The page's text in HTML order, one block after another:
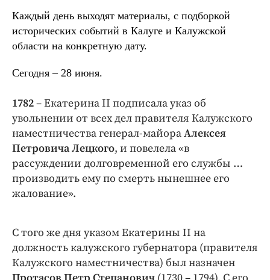
Издания
Медиаперсона
Интересное чтиво
Работодатель года
Каждый день выходят материалы, с подборкой
исторических событий в Калуге и Калужской
области на конкретную дату.
Сегодня – 28 июня.
1782– Екатерина II подписала указ об
увольнении от всех дел правителя Калужского
наместничества генерал-майораАлексея
Петровича Лецкого, и повелела «в
рассуждении долговременной его службы …
производить ему по смерть нынешнее его
жалование».
С того же дня указом Екатерины II на
должность калужского губернатора (правителя
Калужского наместничества) был назначен